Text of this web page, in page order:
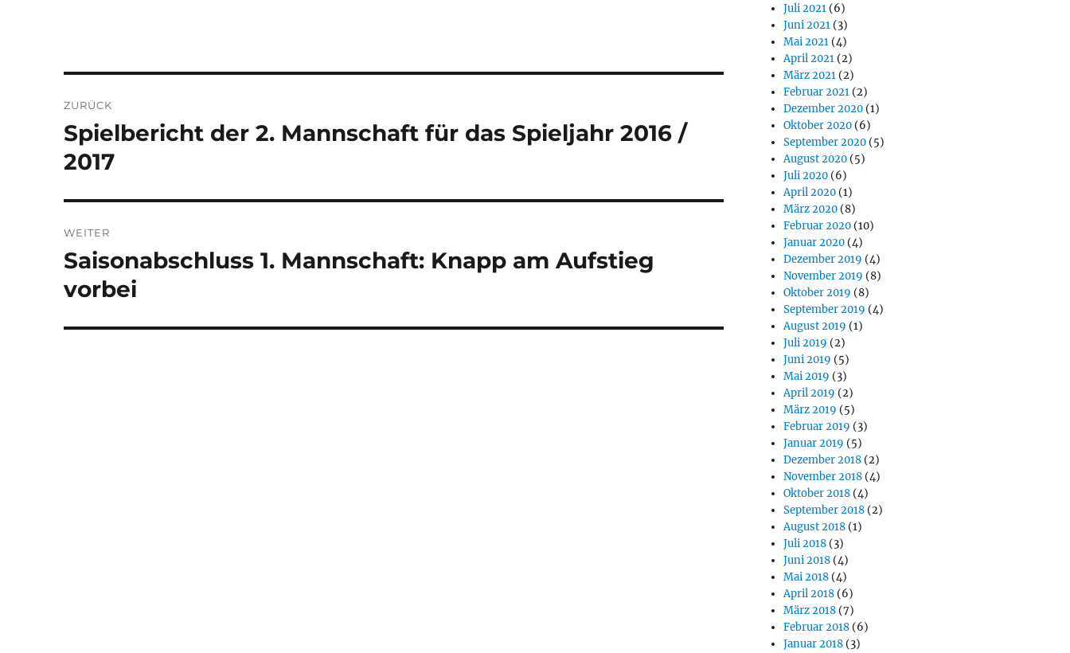
ZURÜCK
Vorheriger
Beitrag:
Spielbericht der 2. Mannschaft für das Spieljahr 2016 /
2017
WEITER
Nächster
Beitrag:
Saisonabschluss 1. Mannschaft: Knapp am Aufstieg
vorbei
Juli 2021 (6)
Juni 2021 (3)
Mai 2021 (4)
April 2021 (2)
März 2021 (2)
Februar 2021 (2)
Dezember 2020 (1)
Oktober 2020 (6)
September 2020 (5)
August 2020 (5)
Juli 2020 (6)
April 2020 (1)
März 2020 (8)
Februar 2020 (10)
Januar 2020 (4)
Dezember 2019 (4)
November 2019 (8)
Oktober 2019 (8)
September 2019 (4)
August 2019 (1)
Juli 2019 (2)
Juni 2019 (5)
Mai 2019 (3)
April 2019 (2)
März 2019 (5)
Februar 2019 (3)
Januar 2019 (5)
Dezember 2018 (2)
November 2018 (4)
Oktober 2018 (4)
September 2018 (2)
August 2018 (1)
Juli 2018 (3)
Juni 2018 (4)
Mai 2018 (4)
April 2018 (6)
März 2018 (7)
Februar 2018 (6)
Januar 2018 (3)